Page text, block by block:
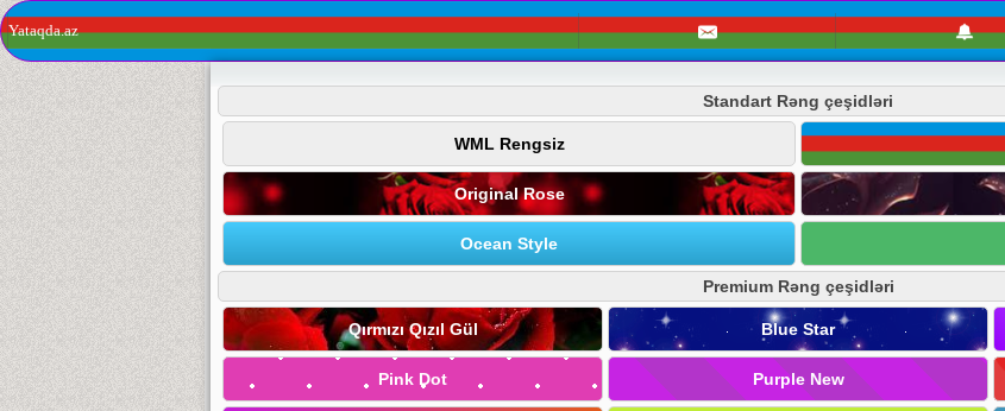
Yataqda.az
Standart Rəng çeşidləri
WML Rengsiz
Original Rose
Ocean Style
Premium Rəng çeşidləri
Qırmızı Qızıl Gül Blue Star
Pink Dot Purple New